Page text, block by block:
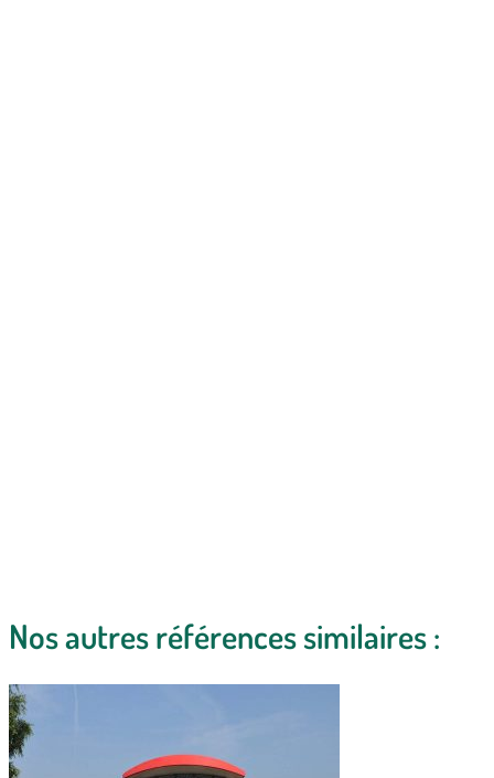
Nos autres références similaires :